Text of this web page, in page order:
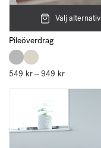
Välj alternativ
Pileöverdrag
549 kr –949 krPrisintervall: